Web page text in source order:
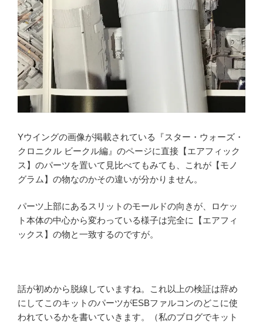
Yウイングの画像が掲載されている『スター・ウォーズ・
クロニクル ビークル編』のページに直接【エアフィック
ス】のパーツを置いて見比べてもみても、これが【モノ
グラム】の物なのかその違いが分かりません。
パーツ上部にあるスリットのモールドの向きが、ロケッ
ト本体の中心から変わっている様子は完全に【エアフィ
ックス】の物と一致するのですが。
話が初めから脱線していますね。これ以上の検証は辞め
にしてこのキットのパーツがESBファルコンのどこに使
われているかを書いていきます。（私のブログでキット